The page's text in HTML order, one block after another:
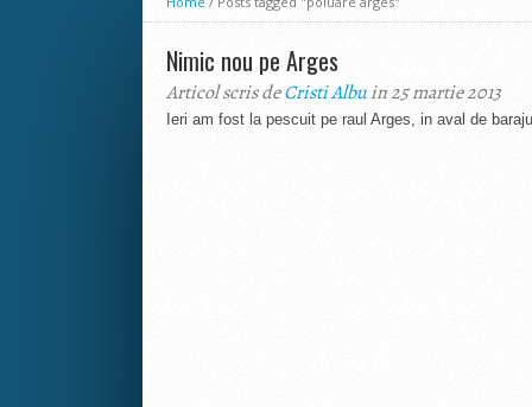
Nimic nou pe Arges
Articol scris deCristi Albuin 25 martie 2013
Ieri am fost la pescuit pe raul Arges, in aval de